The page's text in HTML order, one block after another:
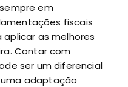
em
fiscais
as melhores
Contar com
ser um diferencial
adaptação